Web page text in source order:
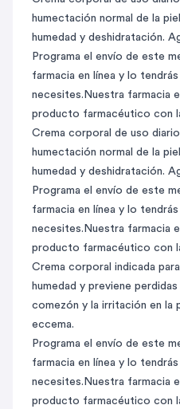
humectación normal de la
humedad y deshidratación.
Programa el envío de este
farmacia en línea y lo
necesites.Nuestra farmacia
producto farmacéutico con
Crema corporal de uso
humectación normal de la
humedad y deshidratación.
Programa el envío de este
farmacia en línea y lo
necesites.Nuestra farmacia
producto farmacéutico con
Crema corporal indicada
humedad y previene
comezón y la irritación en la
eccema.
Programa el envío de este
farmacia en línea y lo
necesites.Nuestra farmacia
producto farmacéutico con